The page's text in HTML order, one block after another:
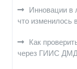
Инновации в
что изменилось
Как
через ГИИС